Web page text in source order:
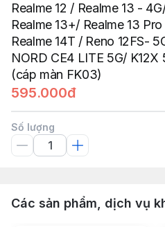
Realme 12 / Realme 13 -
Realme 13+/ Realme 13
Realme 14T / Reno 12FS-
NORD CE4 LITE 5G/
(cáp màn FK03)
595.000đ
Số lượng
Các sản phẩm, dịch vụ